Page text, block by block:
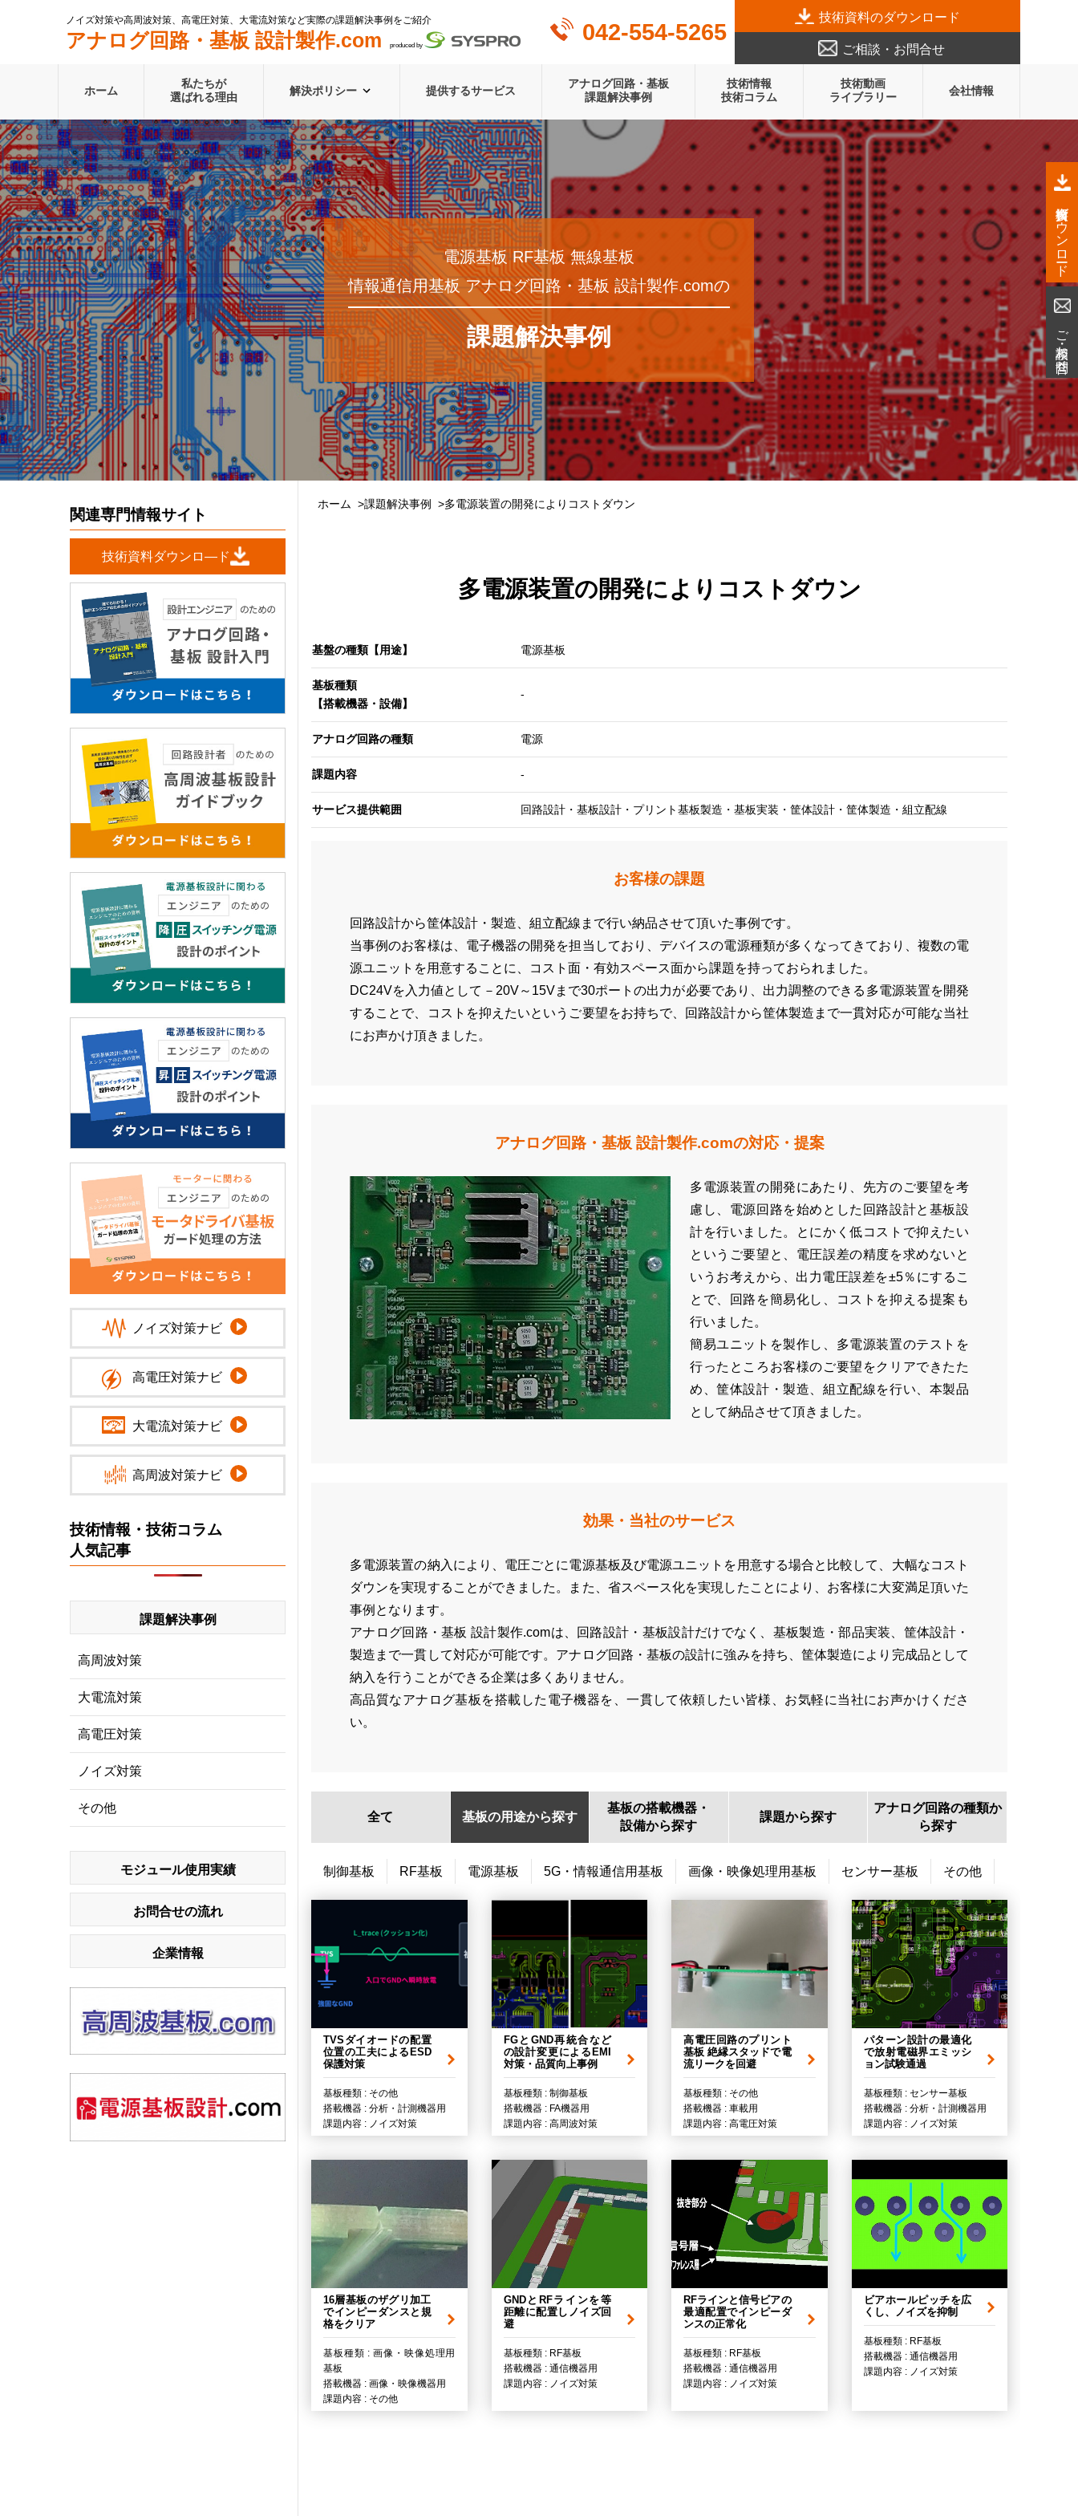
ノイズ対策や高周波対策、高電圧対策、大電流対策など実際の課題解決事例をご紹介
アナログ回路・基板 設計製作.com produced by 042-554-5265
技術資料のダウンロード
ご相談・お問合せ
ホーム
私たちが
選ばれる理由
解決ポリシー 提供するサービス
アナログ回路・基板
課題解決事例
技術情報
技術コラム
技術動画
ライブラリー
会社情報
電源基板 RF基板 無線基板
情報通信用基板 アナログ回路・基板 設計製作.comの
課題解決事例
ホーム 課題解決事例 多電源装置の開発によりコストダウン
多電源装置の開発によりコストダウン
基盤の種類【用途】 電源基板
基板種類
【搭載機器・設備】
-
アナログ回路の種類 電源
課題内容 -
サービス提供範囲 回路設計・基板設計・プリント基板製造・基板実装・筐体設計・筐体製造・組立配線
お客様の課題
回路設計から筐体設計・製造、組立配線まで行い納品させて頂いた事例です。
当事例のお客様は、電子機器の開発を担当しており、デバイスの電源種類が多くなってきており、複数の電
源ユニットを用意することに、コスト面・有効スペース面から課題を持っておられました。
DC24Vを入力値として－20V～15Vまで30ポートの出力が必要であり、出力調整のできる多電源装置を開発
することで、コストを抑えたいというご要望をお持ちで、回路設計から筐体製造まで一貫対応が可能な当社
にお声かけ頂きました。
アナログ回路・基板 設計製作.comの対応・提案
多電源装置の開発にあたり、先方のご要望を考
慮し、電源回路を始めとした回路設計と基板設
計を行いました。とにかく低コストで抑えたい
というご要望と、電圧誤差の精度を求めないと
いうお考えから、出力電圧誤差を±5％にするこ
とで、回路を簡易化し、コストを抑える提案も
行いました。
簡易ユニットを製作し、多電源装置のテストを
行ったところお客様のご要望をクリアできたた
め、筐体設計・製造、組立配線を行い、本製品
として納品させて頂きました。
効果・当社のサービス
多電源装置の納入により、電圧ごとに電源基板及び電源ユニットを用意する場合と比較して、大幅なコスト
ダウンを実現することができました。また、省スペース化を実現したことにより、お客様に大変満足頂いた
事例となります。
アナログ回路・基板 設計製作.comは、回路設計・基板設計だけでなく、基板製造・部品実装、筐体設計・
製造まで一貫して対応が可能です。アナログ回路・基板の設計に強みを持ち、筐体製造により完成品として
納入を行うことができる企業は多くありません。
高品質なアナログ基板を搭載した電子機器を、一貫して依頼したい皆様、お気軽に当社にお声かけくださ
い。
全て 基板の用途から探す
基板の搭載機器・
設備から探す
課題から探す
アナログ回路の種類か
ら探す
制御基板 RF基板 電源基板 5G・情報通信用基板 画像・映像処理用基板 センサー基板 その他
TVSダイオードの配置
位置の工夫によるESD
保護対策
基板種類 : その他
搭載機器 : 分析・計測機器用
課題内容 : ノイズ対策
FGとGND再統合など
の設計変更によるEMI
対策・品質向上事例
基板種類 : 制御基板
搭載機器 : FA機器用
課題内容 : 高周波対策
高電圧回路のプリント
基板 絶縁スタッドで電
流リークを回避
基板種類 : その他
搭載機器 : 車載用
課題内容 : 高電圧対策
パターン設計の最適化
で放射電磁界エミッシ
ョン試験通過
基板種類 : センサー基板
搭載機器 : 分析・計測機器用
課題内容 : ノイズ対策
16層基板のザグリ加工
でインピーダンスと規
格をクリア
基板種類 : 画像・映像処理用
基板
搭載機器 : 画像・映像機器用
課題内容 : その他
GNDとRFラインを等
距離に配置しノイズ回
避
基板種類 : RF基板
搭載機器 : 通信機器用
課題内容 : ノイズ対策
RFラインと信号ビアの
最適配置でインピーダ
ンスの正常化
基板種類 : RF基板
搭載機器 : 通信機器用
課題内容 : ノイズ対策
ビアホールピッチを広
くし、ノイズを抑制
基板種類 : RF基板
搭載機器 : 通信機器用
課題内容 : ノイズ対策
関連専門情報サイト
技術資料ダウンロ―ド
ノイズ対策ナビ
高電圧対策ナビ
大電流対策ナビ
高周波対策ナビ
技術情報・技術コラム
人気記事
課題解決事例
高周波対策
大電流対策
高電圧対策
ノイズ対策
その他
モジュール使用実績
お問合せの流れ
企業情報
技術資料ダウンロード
ご相談・お問合せ